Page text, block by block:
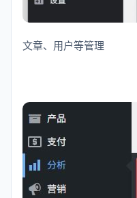
文章、用户等管理